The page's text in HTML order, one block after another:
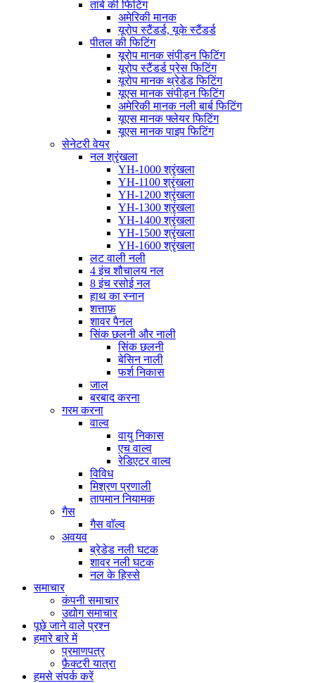
तांबे की फिटिंग
अमेरिकी मानक
यूरोप स्टैंडर्ड, यूके स्टैंडर्ड
पीतल की फिटिंग
यूरोप मानक संपीड़न फिटिंग
यूरोप स्टैंडर्ड प्रेस फिटिंग
यूरोप मानक थ्रेडेड फिटिंग
यूएस मानक संपीड़न फिटिंग
अमेरिकी मानक नली बार्ब फिटिंग
यूएस मानक फ्लेयर फिटिंग
यूएस मानक पाइप फिटिंग
सेनेटरी वेयर
नल श्रृंखला
YH-1000 श्रृंखला
YH-1100 श्रृंखला
YH-1200 श्रृंखला
YH-1300 श्रृंखला
YH-1400 श्रृंखला
YH-1500 श्रृंखला
YH-1600 श्रृंखला
लट वाली नली
4 इंच शौचालय नल
8 इंच रसोई नल
हाथ का स्नान
शत्ताफ़
शावर पैनल
सिंक छलनी और नाली
सिंक छलनी
बेसिन नाली
फर्श निकास
जाल
बरबाद करना
गरम करना
वाल्व
वायु निकास
एच वाल्व
रेडिएटर वाल्व
विविध
मिश्रण प्रणाली
तापमान नियामक
गैस
गैस वाॅल्व
अवयव
ब्रेडेड नली घटक
शावर नली घटक
नल के हिस्से
समाचार
कंपनी समाचार
उद्योग समाचार
पूछे जाने वाले प्रश्न
हमारे बारे में
प्रमाणपत्र
फ़ैक्टरी यात्रा
हमसे संपर्क करें